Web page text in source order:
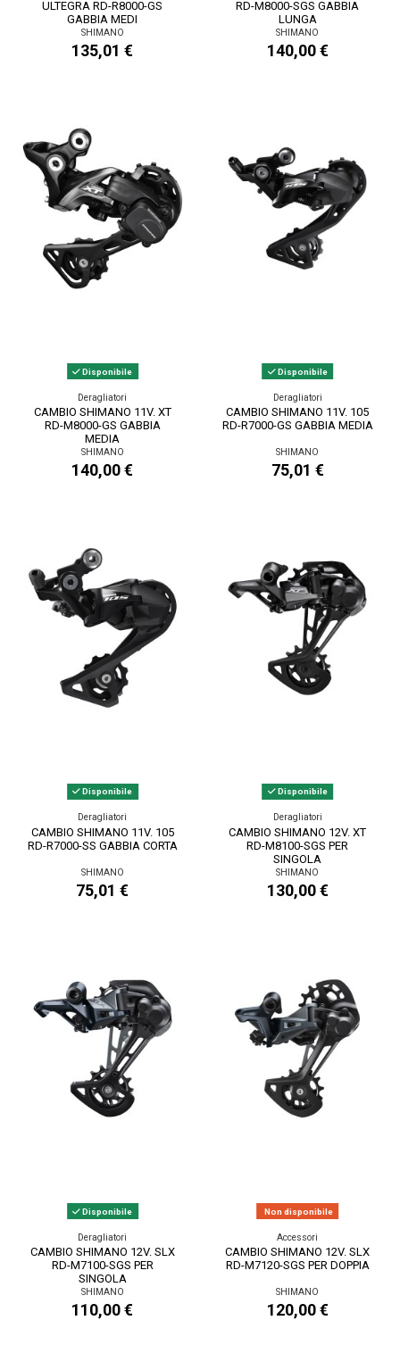
ULTEGRA RD-R8000-GS
GABBIA MEDI
SHIMANO
135,01 €
RD-M8000-SGS GABBIA
LUNGA
SHIMANO
140,00 €
Disponibile
Deragliatori
CAMBIO SHIMANO 11V. XT
RD-M8000-GS GABBIA
MEDIA
SHIMANO
140,00 €
Disponibile
Deragliatori
CAMBIO SHIMANO 11V. 105
RD-R7000-GS GABBIA MEDIA
SHIMANO
75,01 €
Disponibile
Deragliatori
CAMBIO SHIMANO 11V. 105
RD-R7000-SS GABBIA CORTA
SHIMANO
75,01 €
Disponibile
Deragliatori
CAMBIO SHIMANO 12V. XT
RD-M8100-SGS PER
SINGOLA
SHIMANO
130,00 €
Disponibile
Deragliatori
CAMBIO SHIMANO 12V. SLX
RD-M7100-SGS PER
SINGOLA
SHIMANO
110,00 €
Non disponibile
Accessori
CAMBIO SHIMANO 12V. SLX
RD-M7120-SGS PER DOPPIA
SHIMANO
120,00 €